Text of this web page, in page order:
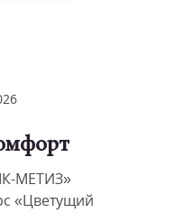
МЕТИЗ»
«Цветущий
Смотреть видео